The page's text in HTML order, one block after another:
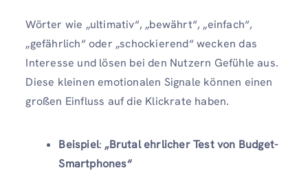
Wörter wie „ultimativ“, „bewährt“, „einfach“,
„gefährlich“ oder „schockierend“ wecken das
Interesse und lösen bei den Nutzern Gefühle aus.
Diese kleinen emotionalen Signale können einen
großen Einfluss auf die Klickrate haben.
Beispiel:„Brutal ehrlicher Test von Budget-
Smartphones“